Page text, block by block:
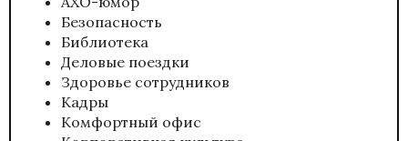
Безопасность
Библиотека
Деловые поездки
Здоровье сотрудников
Кадры
Комфортный офис